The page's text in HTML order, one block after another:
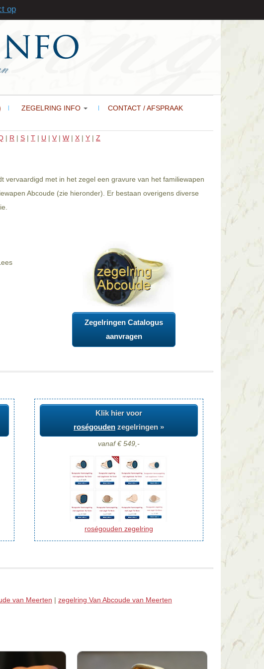
ZEGELRING INFO CONTACT / AFSPRAAK
| R | S | T | U | V | W | X | Y | Z
vervaardigd met in het zegel een gravure van het familiewapen
Abcoude (zie hieronder). Er bestaan overigens diverse
Zegelringen Catalogus
aanvragen
Klik hier voor
roségouden zegelringen »
vanaf € 549,-
roségouden zegelring
van Meerten | zegelring Van Abcoude van Meerten
op